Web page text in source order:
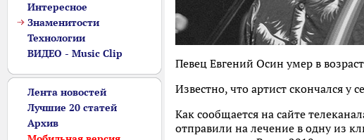
Интересное
Знаменитости
Технологии
ВИДЕО - Music Clip
Лента новостей
Лучшие 20 статей
Архив
Певец Евгений Осин умер в
Известно, что артист скончался
Как сообщается на сайте
отправили на лечение в одну из